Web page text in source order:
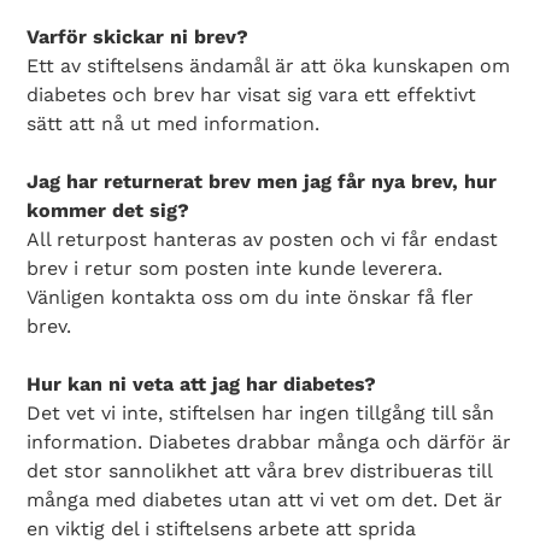
Search Diabetes Wellness Sverige
Varför skickar ni brev?
Ett av stiftelsens ändamål är att öka kunskapen om
diabetes och brev har visat sig vara ett effektivt
sätt att nå ut med information.
Jag har returnerat brev men jag får nya brev, hur
kommer det sig?
All returpost hanteras av posten och vi får endast
brev i retur som posten inte kunde leverera.
Vänligen kontakta oss om du inte önskar få fler
brev.
Hur kan ni veta att jag har diabetes?
Det vet vi inte, stiftelsen har ingen tillgång till sån
information. Diabetes drabbar många och därför är
det stor sannolikhet att våra brev distribueras till
många med diabetes utan att vi vet om det. Det är
en viktig del i stiftelsens arbete att sprida